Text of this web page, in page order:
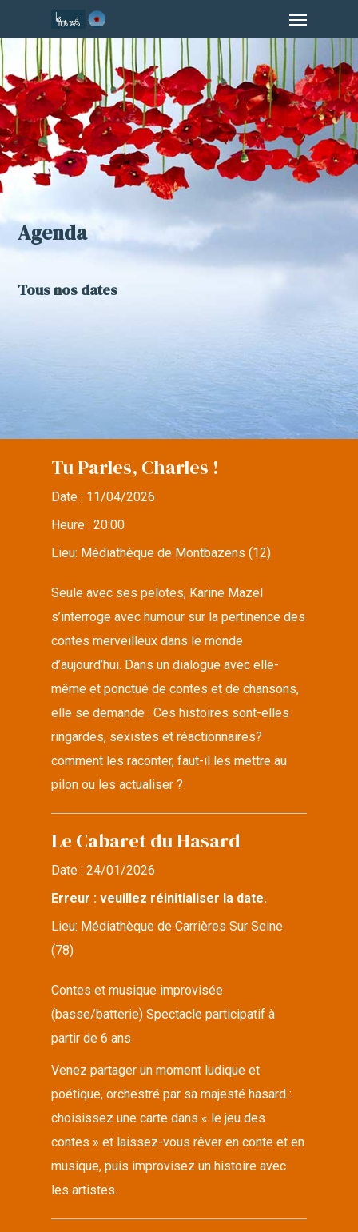
to
main
content
Agenda
Tous nos dates
Tu Parles, Charles !
Date : 11/04/2026
Heure :20:00
Lieu: Médiathèque de Montbazens (12)
Seule avec ses pelotes, Karine Mazel
s’interroge avec humour sur la pertinence des
contes merveilleux dans le monde
d’aujourd’hui. Dans un dialogue avec elle-
même et ponctué de contes et de chansons,
elle se demande : Ces histoires sont-elles
ringardes, sexistes et réactionnaires?
comment les raconter, faut-il les mettre au
pilon ou les actualiser ?
Le Cabaret du Hasard
Date :24/01/2026
Erreur : veuillez réinitialiser la date.
Lieu: Médiathèque de Carrières Sur Seine
(78)
Contes et musique improvisée
(basse/batterie) Spectacle participatif à
partir de 6 ans
Venez partager un moment ludique et
poétique, orchestré par sa majesté hasard :
choisissez une carte dans « le jeu des
contes » et laissez-vous rêver en conte et en
musique, puis improvisez un histoire avec
les artistes.